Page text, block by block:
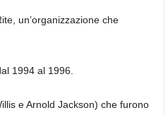
un’organizzazione che
1994 al 1996.
e Arnold Jackson) che furono